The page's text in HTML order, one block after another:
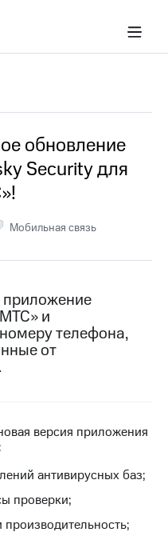
обновление
Security для
Мобильная связь
приложение
и
телефона,
от
версия приложения
антивирусных баз;
проверки;